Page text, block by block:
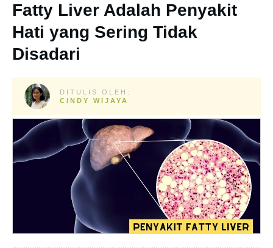
Fatty Liver Adalah Penyakit
Hati yang Sering Tidak
Disadari
DITULIS OLEH:
CINDY WIJAYA